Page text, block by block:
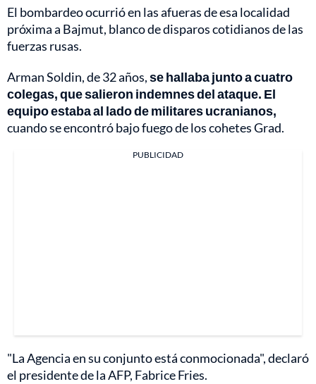
El bombardeo ocurrió en las afueras de esa localidad
próxima a Bajmut, blanco de disparos cotidianos de las
fuerzas rusas.
Arman Soldin, de 32 años,se hallaba junto a cuatro
colegas, que salieron indemnes del ataque. El
equipo estaba al lado de militares ucranianos,
cuando se encontró bajo fuego de los cohetes Grad.
PUBLICIDAD
"La Agencia en su conjunto está conmocionada", declaró
el presidente de la AFP, Fabrice Fries.